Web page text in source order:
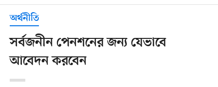
অর্থনীতি
সর্বজনীন পেনশনের জন্য যেভাবে
আবেদন করবেন